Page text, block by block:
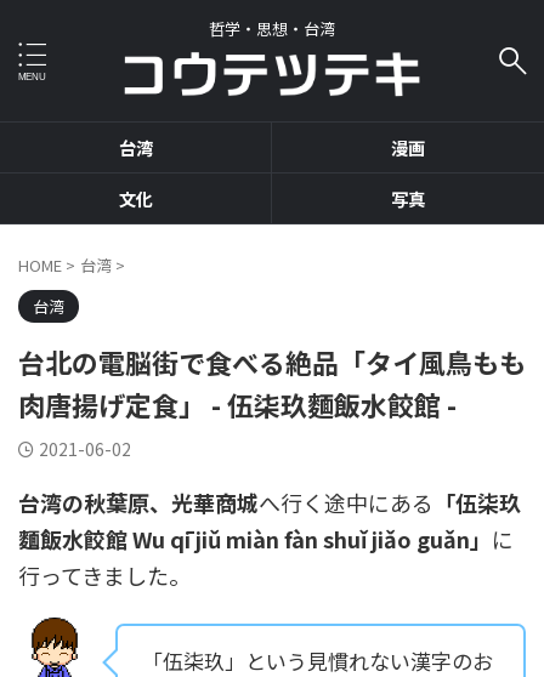
哲学・思想・台湾
台湾
漫画
文化
写真
HOME > 台湾 >
台湾
台北の電脳街で食べる絶品「タイ風鳥もも
肉唐揚げ定食」 - 伍柒玖麵飯水餃館 -
2021-06-02
台湾の秋葉原、光華商城へ行く途中にある 「伍柒玖
麵飯水餃館 Wu qī jiǔ miàn fàn shuǐ jiǎo guǎn」 に
行ってきました。
「伍柒玖」という見慣れない漢字のお